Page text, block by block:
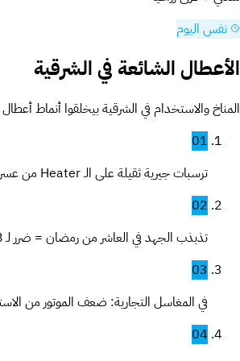
نفس اليوم
الأعطال الشائعة في الشرقية
المناخ والاستخدام في الشرقية بيخلقوا أنماط
01
ترسبات جيرية ثقيلة على الـ Heater من عسر المياه
02
تذبذب الجهد في العاشر من رمضان = ضرر لـ PCB والموتور
03
في المغاسل التجارية: ضعف الموتور من
04